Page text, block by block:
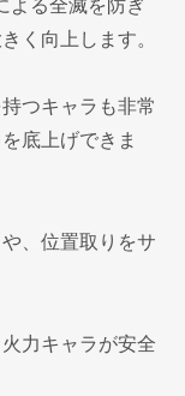
よる全滅を防ぎ
く向上します。
つキャラも非常
底上げできま
、位置取りをサ
力キャラが安全